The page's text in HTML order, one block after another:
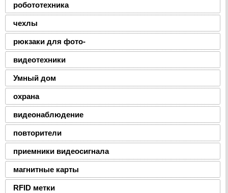
робототехника
чехлы
рюкзаки для фото-
видеотехники
Умный дом
охрана
видеонаблюдение
повторители
приемники видеосигнала
магнитные карты
RFID метки